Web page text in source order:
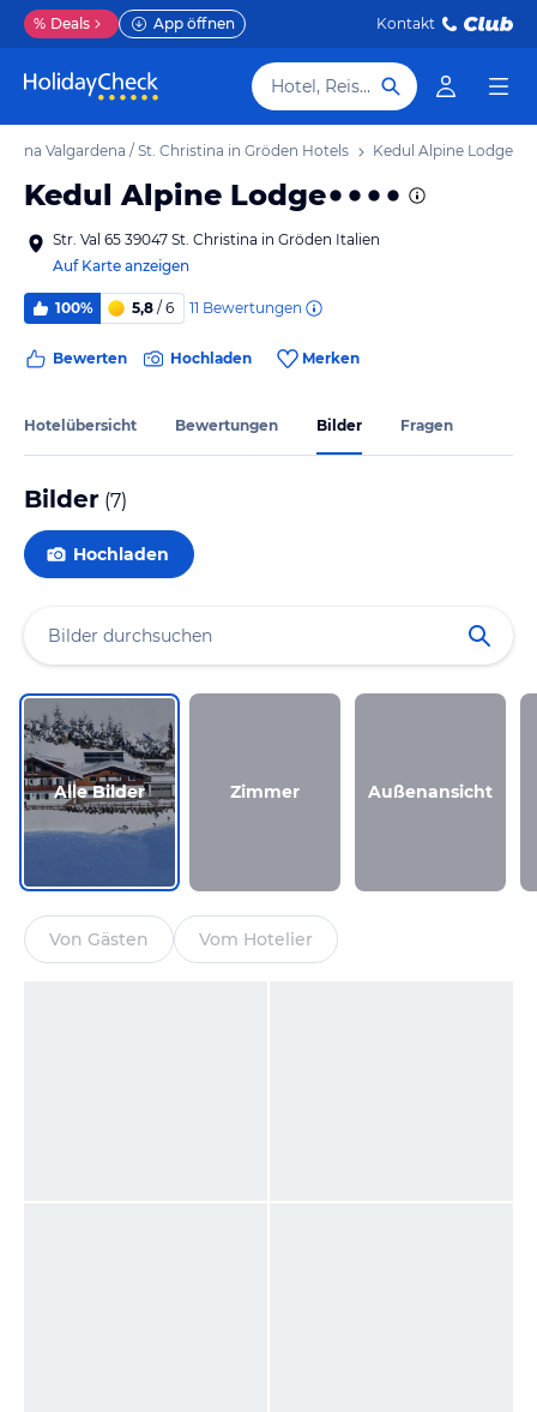
% Deals App öffnen Kontakt
Hotel, Reiseziel
Valgardena / St. Christina in Gröden Hotels Kedul Alpine Lodge
Kedul Alpine Lodge
Str. Val 65 39047 St. Christina in Gröden Italien
Auf Karte anzeigen
100% 5,8 / 6 11 Bewertungen
Bewerten Hochladen Merken
Hotelübersicht Bewertungen Bilder Fragen
Bilder (7)
Hochladen
Alle Bilder Zimmer Außenansicht
Von Gästen Vom Hotelier